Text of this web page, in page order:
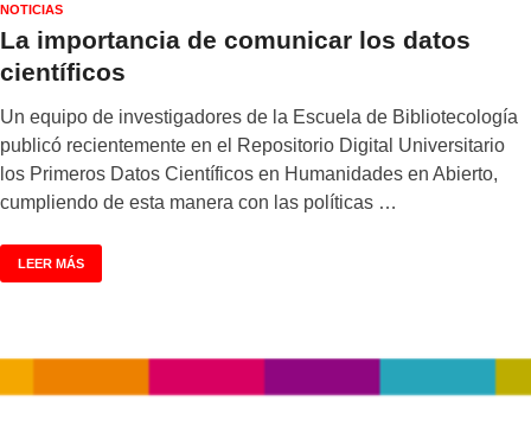
NOTICIAS
La importancia de comunicar los datos
científicos
Un equipo de investigadores de la Escuela de Bibliotecología
publicó recientemente en el Repositorio Digital Universitario
los Primeros Datos Científicos en Humanidades en Abierto,
cumpliendo de esta manera con las políticas …
LEER MÁS